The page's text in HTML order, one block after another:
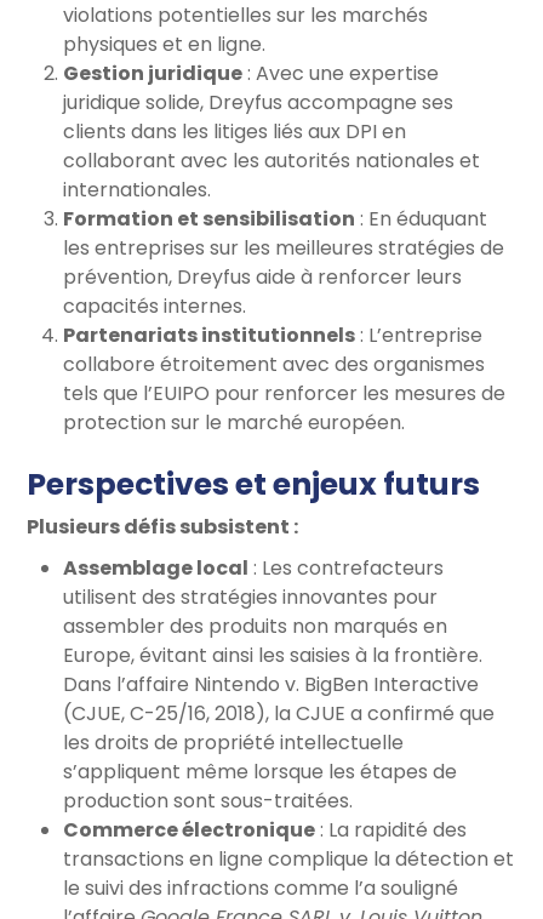
violations potentielles sur les marchés
physiques et en ligne.
Gestion juridique: Avec une expertise
juridique solide, Dreyfus accompagne ses
clients dans les litiges liés aux DPI en
collaborant avec les autorités nationales et
internationales.
Formation et sensibilisation : En éduquant
les entreprises sur les meilleures stratégies de
prévention, Dreyfus aide à renforcer leurs
capacités internes.
Partenariats institutionnels: L’entreprise
collabore étroitement avec des organismes
tels que l’EUIPO pour renforcer les mesures de
protection sur le marché européen.
Perspectives et enjeux futurs
Plusieurs défis subsistent :
Assemblage local : Les contrefacteurs
utilisent des stratégies innovantes pour
assembler des produits non marqués en
Europe, évitant ainsi les saisies à la frontière.
Dans l’affaire Nintendo v. BigBen Interactive
(CJUE, C-25/16, 2018), la CJUE a confirmé que
les droits de propriété intellectuelle
s’appliquent même lorsque les étapes de
production sont sous-traitées.
Commerce électronique: La rapidité des
transactions en ligne complique la détection et
le suivi des infractions comme l’a souligné